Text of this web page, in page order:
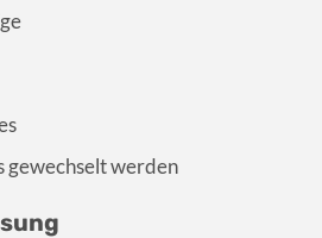
gewechselt werden